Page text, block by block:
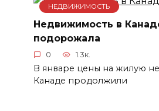
НЕДВИЖИМОСТЬ
Недвижимость в
подорожала
0 1.3к.
В январе цены на жилую
Канаде продолжили